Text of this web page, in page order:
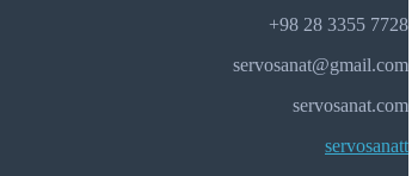
7728 3355 28 98+
servosanat@gmail.com
servosanat.com
servosanatt